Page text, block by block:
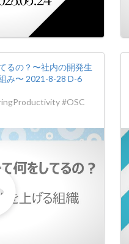
るの？〜社内の開発生
み〜 2021-8-28 D-6
#OSC